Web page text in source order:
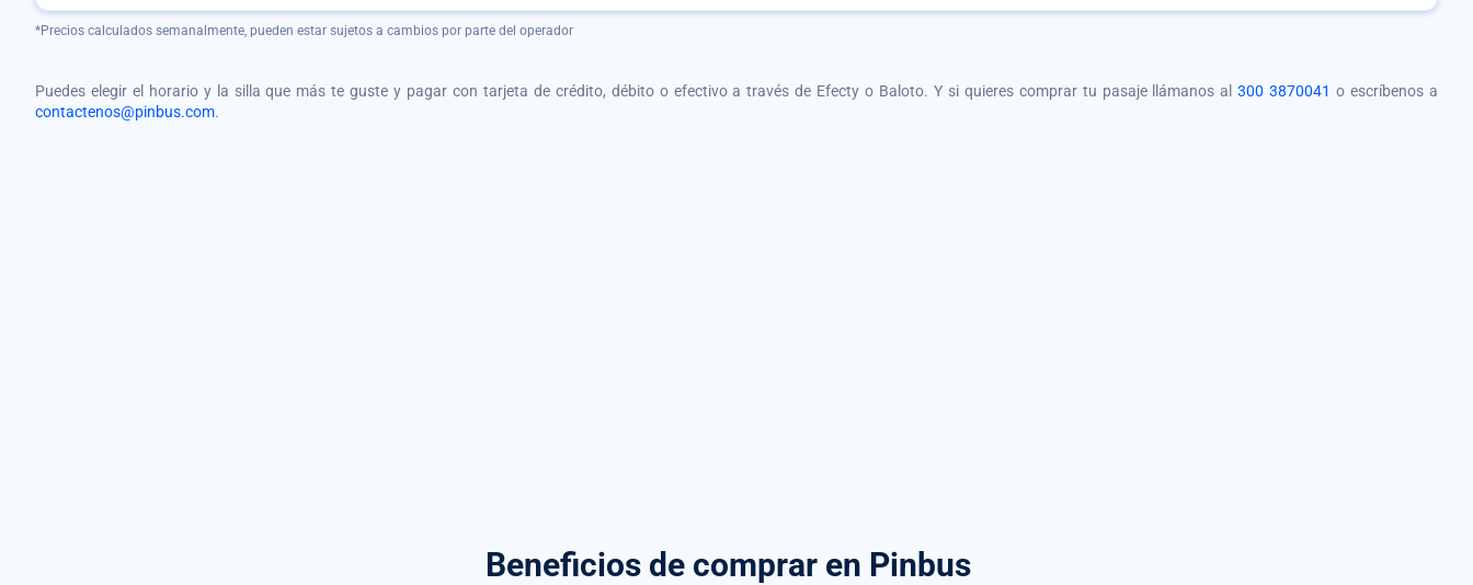
*Precios calculados semanalmente, pueden estar sujetos a cambios por parte del operador
Puedes elegir el horario y la silla que más te guste y pagar con tarjeta de crédito, débito o efectivo a través de Efecty o Baloto. Y si quieres comprar tu pasaje llámanos al300 3870041 o escríbenos a
contactenos@pinbus.com.
Beneficios de comprar en Pinbus